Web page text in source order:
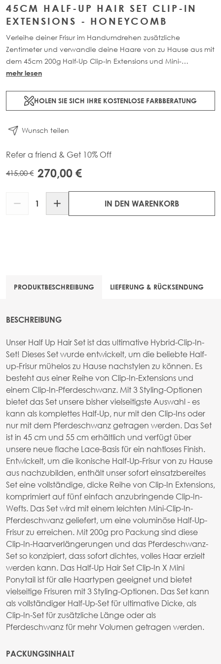
45CM HALF-UP HAIR SET CLIP-IN
EXTENSIONS - HONEYCOMB
Verleihe deiner Frisur im Handumdrehen zusätzliche
Zentimeter und verwandle deine Haare von zu Hause aus mit
dem 45cm 200g Half-Up Clip-In Extensions und Mini-
Pferdeschwanz-Set. Hergestellt aus 100% Remy Echthaar.
mehr lesen
HOLEN SIE SICH IHRE KOSTENLOSE FARBBERATUNG
Wunsch teilen
Refer a friend & Get 10% Off
415,00 € 270,00 €
IN DEN WARENKORB
PRODUKTBESCHREIBUNG LIEFERUNG & RÜCKSENDUNG
BESCHREIBUNG
Unser Half Up Hair Set ist das ultimative Hybrid-Clip-In-
Set! Dieses Set wurde entwickelt, um die beliebte Half-
up-Frisur mühelos zu Hause nachstylen zu können. Es
besteht aus einer Reihe von Clip-In-Extensions und
einem Clip-In-Pferdeschwanz. Mit 3 Styling-Optionen
bietet das Set unsere bisher vielseitigste Auswahl - es
kann als komplettes Half-Up, nur mit den Clip-Ins oder
nur mit dem Pferdeschwanz getragen werden. Das Set
ist in 45 cm und 55 cm erhältlich und verfügt über
unsere neue flache Lace-Basis für ein nahtloses Finish.
Entwickelt, um die ikonische Half-Up-Frisur von zu Hause
aus nachzubilden, enthält unser sofort einsatzbereites
Set eine vollständige, dicke Reihe von Clip-In Extensions,
komprimiert auf fünf einfach anzubringende Clip-In-
Wefts. Das Set wird mit einem leichten Mini-Clip-In-
Pferdeschwanz geliefert, um eine voluminöse Half-Up-
Frisur zu erreichen. Mit 200g pro Packung sind diese
Clip-In-Haarverlängerungen und das Pferdeschwanz-
Set so konzipiert, dass sofort dichtes, volles Haar erzielt
werden kann. Das Half-Up Hair Set Clip-In X Mini
Ponytail ist für alle Haartypen geeignet und bietet
vielseitige Frisuren mit 3 Styling-Optionen. Das Set kann
als vollständiger Half-Up-Set für ultimative Dicke, als
Clip-In-Set für zusätzliche Länge oder als
Pferdeschwanz für mehr Volumen getragen werden.
PACKUNGSINHALT